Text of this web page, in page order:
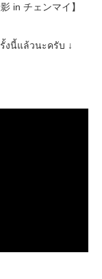
in チェンマイ】
งนี้แล้วนะครับ ↓